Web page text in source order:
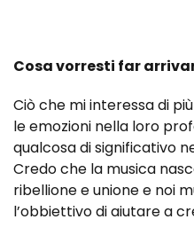
Cosa vorresti far
Ciò che mi interessa di
le emozioni nella loro
qualcosa di significativo
Credo che la musica
ribellione e unione e noi
l’obbiettivo di aiutare a